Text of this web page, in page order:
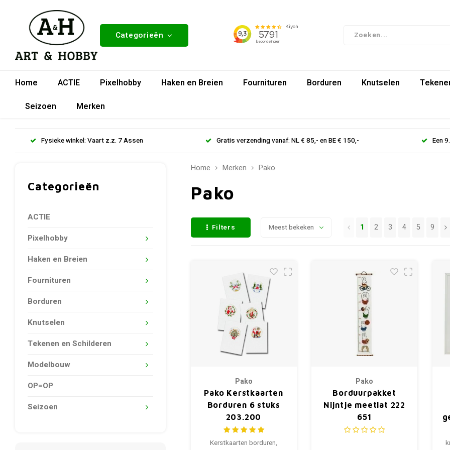
Categorieën
Home ACTIE Pixelhobby Haken en Breien Fournituren Borduren Knutselen
Seizoen
Merken
Fysieke winkel: Vaart z.z. 7 Assen Gratis verzending vanaf: NL € 85,- en BE € 150,- Een
Categorieën
ACTIE
Pixelhobby
Haken en Breien
Fournituren
Borduren
Knutselen
Tekenen en Schilderen
Modelbouw
OP=OP
Seizoen
Home Merken Pako
Pako
Filters Meest bekeken 1 2 3 4 5 9
Pako
Pako Kerstkaarten
Borduren 6 stuks
203.200
Kerstkaarten borduren,
Pako
Borduurpakket
Nijntje meetlat 222
651